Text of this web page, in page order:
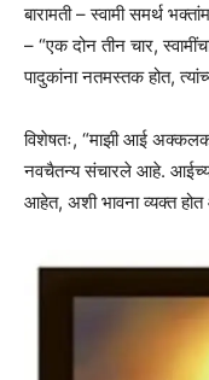
बारामती – स्वामी समर्थ
– “एक दोन तीन चार,
पादुकांना नतमस्तक होत,
विशेषतः, “माझी आई
नवचैतन्य संचारले आहे. आईच्या
आहेत, अशी भावना व्यक्त